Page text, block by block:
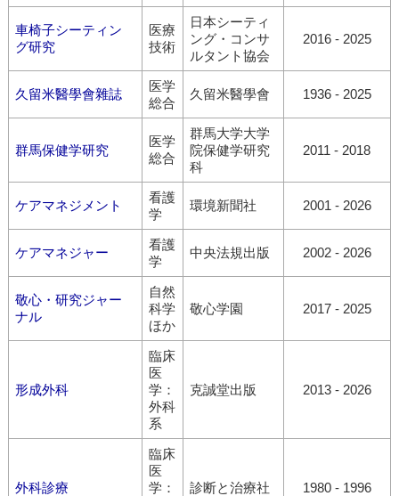
車椅子シーティン
グ研究
医療
技術
日本シーティ
ング・コンサ
ルタント協会
2016 - 2025
久留米醫學會雜誌
医学
総合
久留米醫學會 1936 - 2025
群馬保健学研究
医学
総合
群馬大学大学
院保健学研究
科
2011 - 2018
ケアマネジメント
看護
学
環境新聞社 2001 - 2026
ケアマネジャー
看護
学
中央法規出版 2002 - 2026
敬心・研究ジャー
ナル
自然
科学
ほか
敬心学園 2017 - 2025
形成外科
臨床
医
学：
外科
系
克誠堂出版 2013 - 2026
外科診療
臨床
医
学：
診断と治療社 1980 - 1996